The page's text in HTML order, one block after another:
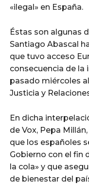
«ilegal» en España.
Éstas son algunas
Santiago Abascal
que tuvo acceso
consecuencia de la
pasado miércoles
Justicia y
En dicha
de Vox, Pepa
que los españoles
Gobierno con el fin
la cola» y que
de bienestar del